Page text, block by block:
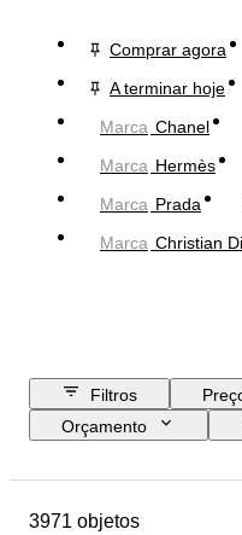
Comprar agora
A terminar hoje
Marca Chanel
Marca Hermès
Marca Prada
Marca Christian
Filtros
Orçamento
País de origem
3971 objetos